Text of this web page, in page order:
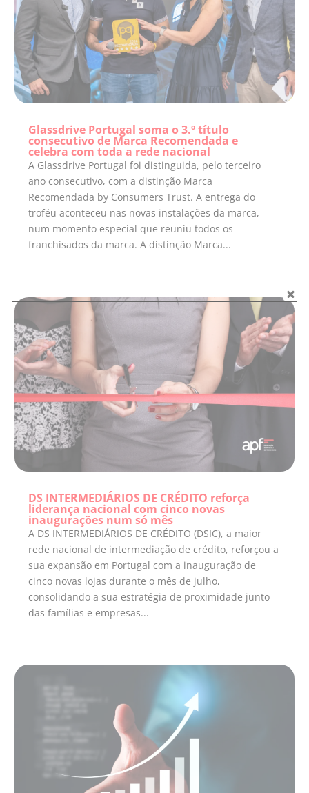
Glassdrive Portugal soma o 3.º título
consecutivo de Marca Recomendada e
celebra com toda a rede nacional
A Glassdrive Portugal foi distinguida, pelo terceiro
ano consecutivo, com a distinção Marca
Recomendada by Consumers Trust. A entrega do
troféu aconteceu nas novas instalações da marca,
num momento especial que reuniu todos os
franchisados da marca. A distinção Marca...
DS INTERMEDIÁRIOS DE CRÉDITO reforça
liderança nacional com cinco novas
inaugurações num só mês
A DS INTERMEDIÁRIOS DE CRÉDITO (DSIC), a maior
rede nacional de intermediação de crédito, reforçou a
sua expansão em Portugal com a inauguração de
cinco novas lojas durante o mês de julho,
consolidando a sua estratégia de proximidade junto
das famílias e empresas...